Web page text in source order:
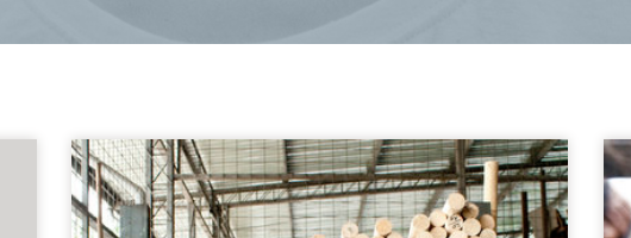
Rotan ambacht
Indonesië